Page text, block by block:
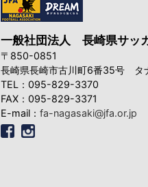
一般社団法人 長崎県サッ
〒850-0851
長崎県長崎市古川町6番35号
タ
TEL：095-829-3370
FAX：095-829-3371
E-mail： fa-nagasaki@jfa.or.jp